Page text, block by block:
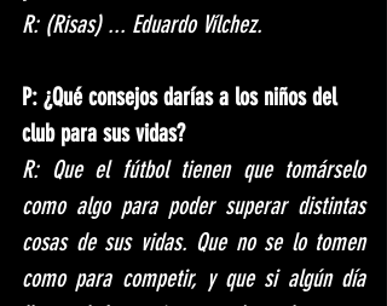
R: (Risas) ... Eduardo Vílchez.
P: ¿Qué consejos darías a los niños del
club para sus vidas?
R: Que el fútbol tienen que tomárselo
como algo para poder superar distintas
cosas de sus vidas. Que no se lo tomen
como para competir, y que si algún día